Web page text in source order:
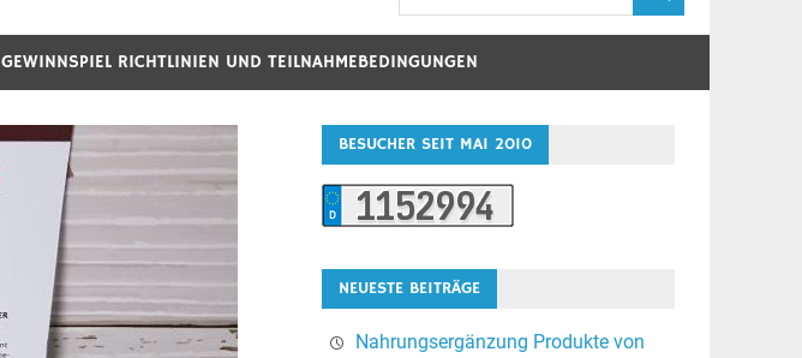
GEWINNSPIEL RICHTLINIEN UND TEILNAHMEBEDINGUNGEN
BESUCHER SEIT MAI 2010
NEUESTE BEITRÄGE
Nahrungsergänzung Produkte von